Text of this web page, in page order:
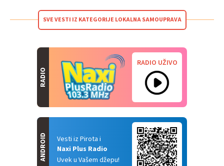
SVE VESTI IZ KATEGORIJE LOKALNA SAMOUPRAVA
RADIO
RADIO UŽIVO
Vesti iz Pirota i
Naxi Plus Radio
Uvek u Vašem džepu!
ANDROID